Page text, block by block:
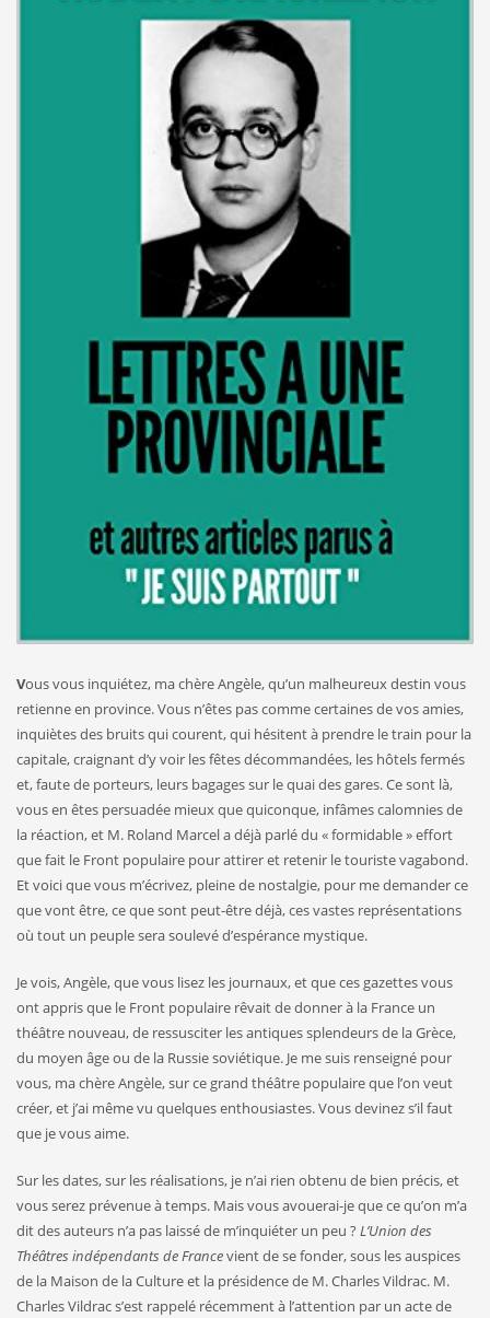
Vous vous inquiétez, ma chère Angèle, qu’un malheureux destin vous
retienne en province. Vous n’êtes pas comme certaines de vos amies,
inquiètes des bruits qui courent, qui hésitent à prendre le train pour la
capitale, craignant d’y voir les fêtes décommandées, les hôtels fermés
et, faute de porteurs, leurs bagages sur le quai des gares. Ce sont là,
vous en êtes persuadée mieux que quiconque, infâmes calomnies de
la réaction, et M. Roland Marcel a déjà parlé du « formidable » effort
que fait le Front populaire pour attirer et retenir le touriste vagabond.
Et voici que vous m’écrivez, pleine de nostalgie, pour me demander ce
que vont être, ce que sont peut-être déjà, ces vastes représentations
où tout un peuple sera soulevé d’espérance mystique.
Je vois, Angèle, que vous lisez les journaux, et que ces gazettes vous
ont appris que le Front populaire rêvait de donner à la France un
théâtre nouveau, de ressusciter les antiques splendeurs de la Grèce,
du moyen âge ou de la Russie soviétique. Je me suis rensei­gné pour
vous, ma chère Angèle, sur ce grand théâtre populaire que l’on veut
créer, et j’ai même vu quelques enthousiastes. Vous devinez s’il faut
que je vous aime.
Sur les dates, sur les réalisations, je n’ai rien obtenu de bien précis, et
vous serez prévenue à temps. Mais vous avouerai-je que ce qu’on m’a
dit des auteurs n’a pas laissé de m’inquiéter un peu ? L’Union des
Théâtres indépendants de Francevient de se fonder, sous les auspices
de la Maison de la Culture et la présidence de M. Charles Vildrac. M.
Charles Vildrac s’est rappelé récemment à l’at­tention par un acte de